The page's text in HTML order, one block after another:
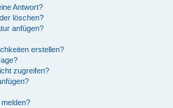
Antwort?
löschen?
anfügen?
erstellen?
zugreifen?